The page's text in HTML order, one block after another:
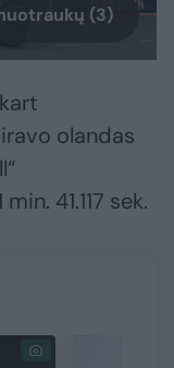
(3)
olandas
41.117 sek.